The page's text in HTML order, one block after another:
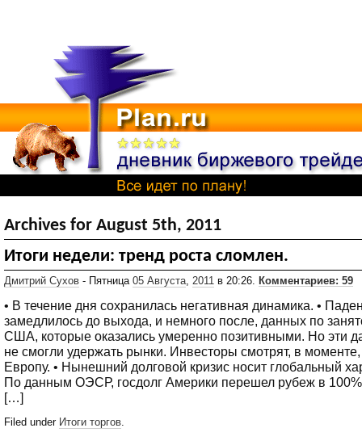
Archives for August 5th, 2011
Итоги недели: тренд роста сломлен.
Дмитрий Сухов - Пятница 05 Августа, 2011 в 20:26. Комментариев: 59
• В течение дня сохранилась негативная динамика. •
замедлилось до выхода, и немного после, данных по
США, которые оказались умеренно позитивными. Но эти
не смогли удержать рынки. Инвесторы смотрят, в
Европу. • Нынешний долговой кризис носит глобальный
По данным ОЭСР, госдолг Америки перешел рубеж в
[…]
Filed under Итоги торгов